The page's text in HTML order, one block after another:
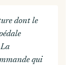
dont le
qui